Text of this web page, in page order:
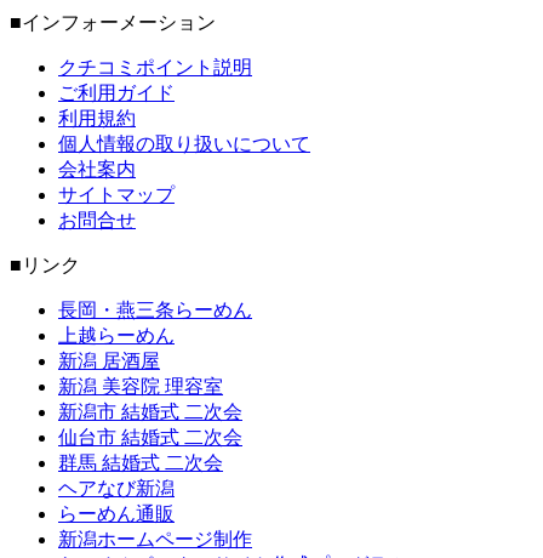
■インフォーメーション
クチコミポイント説明
ご利用ガイド
利用規約
個人情報の取り扱いについて
会社案内
サイトマップ
お問合せ
■リンク
長岡・燕三条らーめん
上越らーめん
新潟 居酒屋
新潟 美容院 理容室
新潟市 結婚式 二次会
仙台市 結婚式 二次会
群馬 結婚式 二次会
ヘアなび新潟
らーめん通販
新潟ホームページ制作